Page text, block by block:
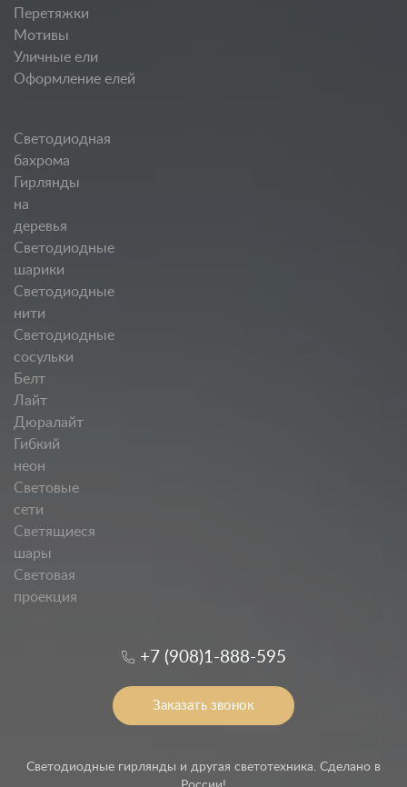
Перетяжки
Мотивы
Уличные ели
Оформление елей
Светодиодная
бахрома
Гирлянды
на
деревья
Светодиодные
шарики
Светодиодные
нити
Светодиодные
сосульки
Белт
Лайт
Дюралайт
Гибкий
неон
Световые
сети
Светящиеся
шары
Световая
проекция
+7 (908)1-888-595
Заказать звонок
Светодиодные гирлянды и другая светотехника. Сделано в